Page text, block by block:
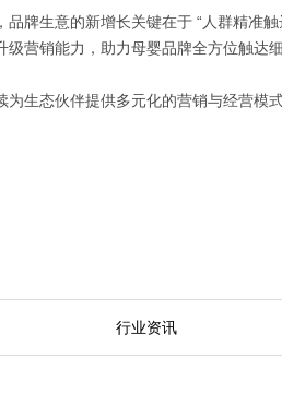
牌生意的新增长关键在于 “人群精准
营销能力，助力母婴品牌全方位触达
为生态伙伴提供多元化的营销与经营模
行业资讯